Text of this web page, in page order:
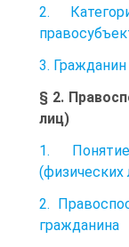
2.
3.
§ 2.
лиц)
1.
(физических
2.
гражданина